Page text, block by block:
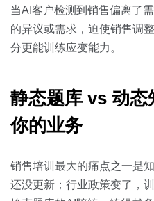
当AI客户检测到销售偏离了
的异议或需求，迫使销售调
分更能训练应变能力。
静态题库 vs 动
你的业务
销售培训最大的痛点之一是
还没更新；行业政策变了，